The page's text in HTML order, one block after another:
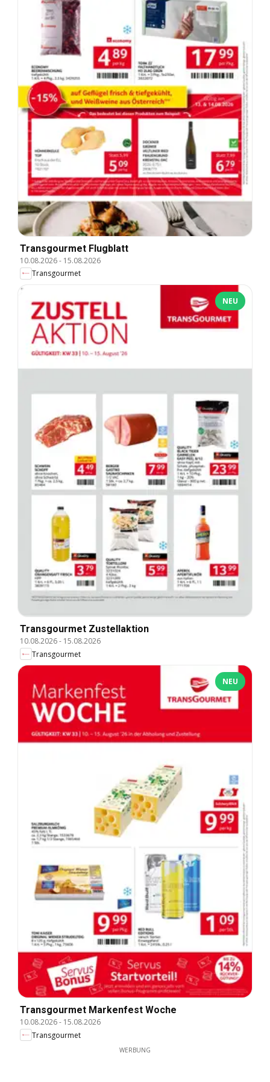
Transgourmet Flugblatt
10.08.2026- 15.08.2026
Transgourmet
NEU
Transgourmet Zustellaktion
10.08.2026- 15.08.2026
Transgourmet
NEU
Transgourmet Markenfest Woche
10.08.2026- 15.08.2026
Transgourmet
WERBUNG